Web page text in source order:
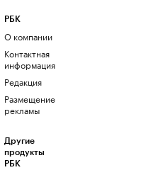
РБК
О компании
Контактная
информация
Редакция
Размещение
рекламы
Другие
продукты
РБК